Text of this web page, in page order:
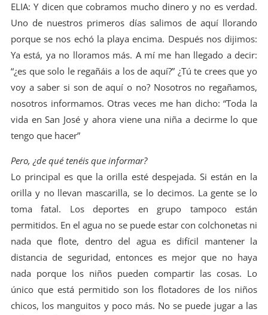
ELIA: Y dicen que cobramos mucho dinero y no es verdad.
Uno de nuestros primeros días salimos de aquí llorando
porque se nos echó la playa encima. Después nos dijimos:
Ya está, ya no lloramos más. A mí me han llegado a decir:
“¿es que solo le regañáis a los de aquí?” ¿Tú te crees que yo
voy a saber si son de aquí o no? Nosotros no regañamos,
nosotros informamos. Otras veces me han dicho: “Toda la
vida en San José y ahora viene una niña a decirme lo que
tengo que hacer”
Pero, ¿de qué tenéis que informar?
Lo principal es que la orilla esté despejada. Si están en la
orilla y no llevan mascarilla, se lo decimos. La gente se lo
toma fatal. Los deportes en grupo tampoco están
permitidos. En el agua no se puede estar con colchonetas ni
nada que flote, dentro del agua es difícil mantener la
distancia de seguridad, entonces es mejor que no haya
nada porque los niños pueden compartir las cosas. Lo
único que está permitido son los flotadores de los niños
chicos, los manguitos y poco más. No se puede jugar a las